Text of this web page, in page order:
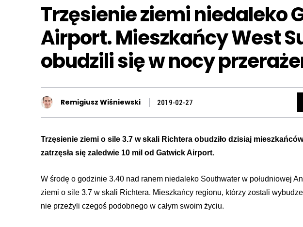
Trzęsienie ziemi niedaleko
Airport. Mieszkańcy West
obudzili się w nocy
Remigiusz Wiśniewski 2019-02-27
Trzęsienie ziemi o sile 3.7 w skali Richtera obudziło dzisiaj
zatrzęsła się zaledwie 10 mil od Gatwick Airport.
W środę o godzinie 3.40 nad ranem niedaleko Southwater w południowej
ziemi o sile 3.7 w skali Richtera. Mieszkańcy regionu, którzy zostali
nie przeżyli czegoś podobnego w całym swoim życiu.